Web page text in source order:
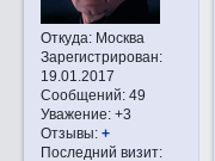
Откуда:Москва
Зарегистрирован:
19.01.2017
Сообщений:49
Уважение: +3
Отзывы: +
Последний визит: